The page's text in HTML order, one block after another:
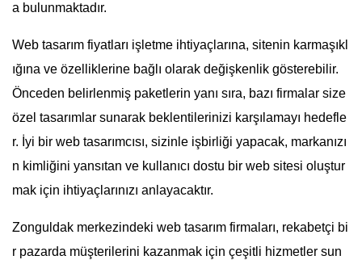
a bulunmaktadır.
Web tasarım fiyatları işletme ihtiyaçlarına, sitenin karmaşıkl
ığına ve özelliklerine bağlı olarak değişkenlik gösterebilir.
Önceden belirlenmiş paketlerin yanı sıra, bazı firmalar size
özel tasarımlar sunarak beklentilerinizi karşılamayı hedefle
r. İyi bir web tasarımcısı, sizinle işbirliği yapacak, markanızı
n kimliğini yansıtan ve kullanıcı dostu bir web sitesi oluştur
mak için ihtiyaçlarınızı anlayacaktır.
Zonguldak merkezindeki web tasarım firmaları, rekabetçi bi
r pazarda müşterilerini kazanmak için çeşitli hizmetler sun